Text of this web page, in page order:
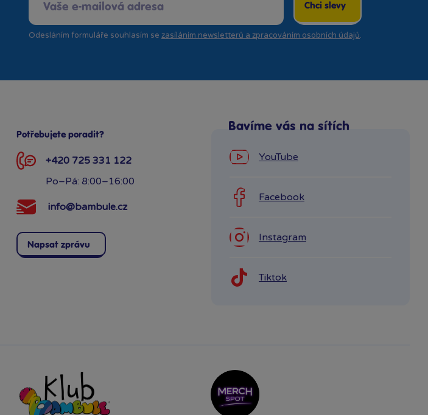
Chci slevy
Odesláním formuláře souhlasím se zasíláním newsletterů a zpracováním osobních údajů.
Potřebujete poradit?
+420 725 331 122
Po–Pá: 8:00–16:00
info@bambule.cz
Napsat zprávu
Bavíme vás na sítích
YouTube
Facebook
Instagram
Tiktok